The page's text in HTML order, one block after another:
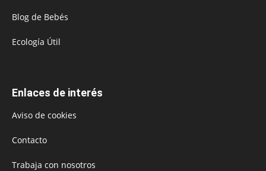
Blog de Bebés
Ecología Útil
Enlaces de interés
Aviso de cookies
Contacto
Trabaja con nosotros